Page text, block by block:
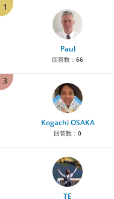
1
Paul
回答数： 66
3
Kogachi OSAKA
回答数： 0
TE